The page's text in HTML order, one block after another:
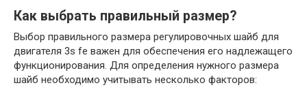
Как выбрать правильный размер?
Выбор правильного размера регулировочных шайб для
двигателя 3s fe важен для обеспечения его надлежащего
функционирования. Для определения нужного размера
шайб необходимо учитывать несколько факторов: